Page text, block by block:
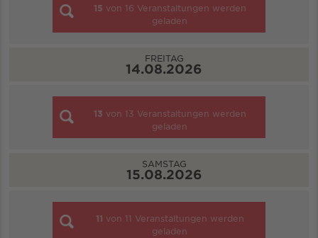
15 von 16 Veranstaltungen werden
geladen
FREITAG
14.08.2026
13 von 13 Veranstaltungen werden
geladen
SAMSTAG
15.08.2026
11 von 11 Veranstaltungen werden
geladen